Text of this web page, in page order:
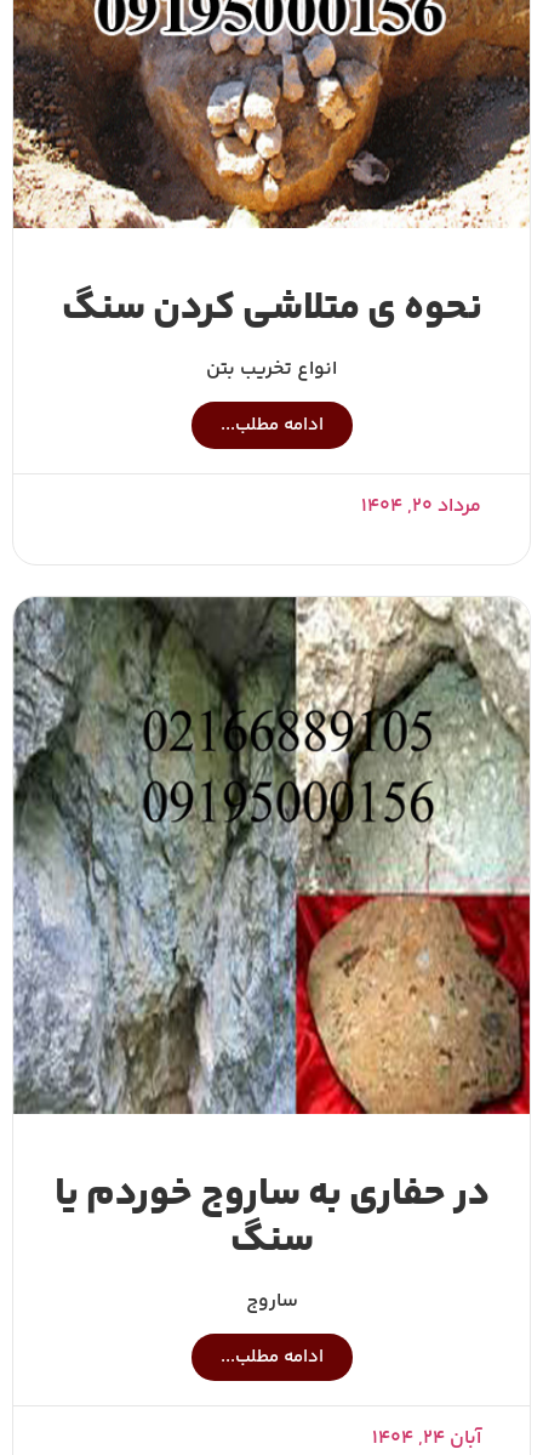
نحوه ی متلاشی کردن سنگ
انواع تخریب بتن
ادامه مطلب...
مرداد ۲۰, ۱۴۰۴
در حفاری به ساروج خوردم یا
سنگ
ساروج
ادامه مطلب...
آبان ۲۴, ۱۴۰۴